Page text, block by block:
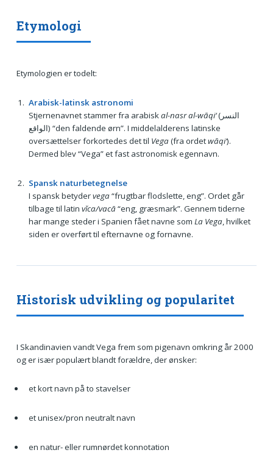
Etymologi
Etymologien er todelt:
Arabisk-latinsk astronomi
Stjernenavnet stammer fra arabiskal-nasr al-wāqi‘(النسر
الواقع) “den faldende ørn”. I middelalderens latinske
oversættelser forkortedes det til Vega(fra ordetwāqi‘).
Dermed blev “Vega” et fast astronomisk egennavn.
Spansk naturbetegnelse
I spansk betydervega“frugtbar flodslette, eng”. Ordet går
tilbage til latin vĭca/vacā“eng, græsmark”. Gennem tiderne
har mange steder i Spanien fået navne som La Vega, hvilket
siden er overført til efternavne og fornavne.
Historisk udvikling og popularitet
I Skandinavien vandt Vega frem som pigenavn omkring år 2000
og er især populært blandt forældre, der ønsker:
et kort navn på to stavelser
et unisex/pron neutralt navn
en natur- eller rumnørdet konnotation